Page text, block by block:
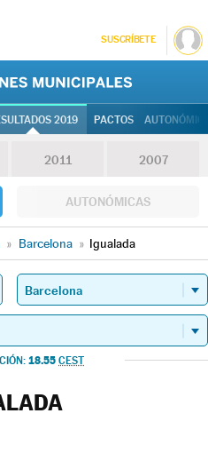
SUSCRÍBETE
2019 PACTOS
2011 2007
AUTONÓMICAS
» Barcelona » Igualada
18.55 CEST